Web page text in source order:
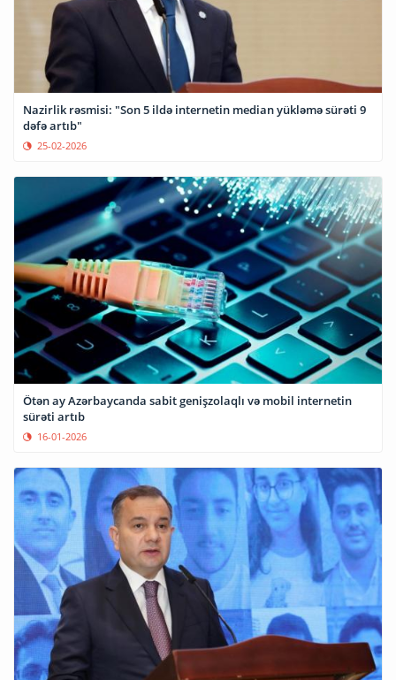
Nazirlik rəsmisi: "Son 5 ildə internetin median yükləmə sürəti 9
dəfə artıb"
25-02-2026
Ötən ay Azərbaycanda sabit genişzolaqlı və mobil internetin
sürəti artıb
16-01-2026